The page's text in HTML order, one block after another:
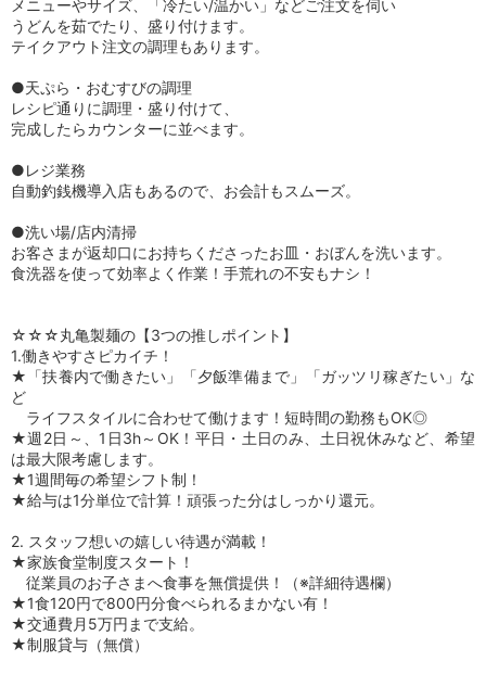
メニューやサイズ、「冷たい/温かい」などご注文を伺い
うどんを茹でたり、盛り付けます。
テイクアウト注文の調理もあります。
●天ぷら・おむすびの調理
レシピ通りに調理・盛り付けて、
完成したらカウンターに並べます。
●レジ業務
自動釣銭機導入店もあるので、お会計もスムーズ。
●洗い場/店内清掃
お客さまが返却口にお持ちくださったお皿・おぼんを洗います。
食洗器を使って効率よく作業！手荒れの不安もナシ！
☆☆☆丸亀製麺の【3つの推しポイント】
1.働きやすさピカイチ！
★「扶養内で働きたい」「夕飯準備まで」「ガッツリ稼ぎたい」な
ど
ライフスタイルに合わせて働けます！短時間の勤務もOK◎
★週2日～、1日3h～OK！平日・土日のみ、土日祝休みなど、希望
は最大限考慮します。
★1週間毎の希望シフト制！
★給与は1分単位で計算！頑張った分はしっかり還元。
2. スタッフ想いの嬉しい待遇が満載！
★家族食堂制度スタート！
従業員のお子さまへ食事を無償提供！（※詳細待遇欄）
★1食120円で800円分食べられるまかない有！
★交通費月5万円まで支給。
★制服貸与（無償）